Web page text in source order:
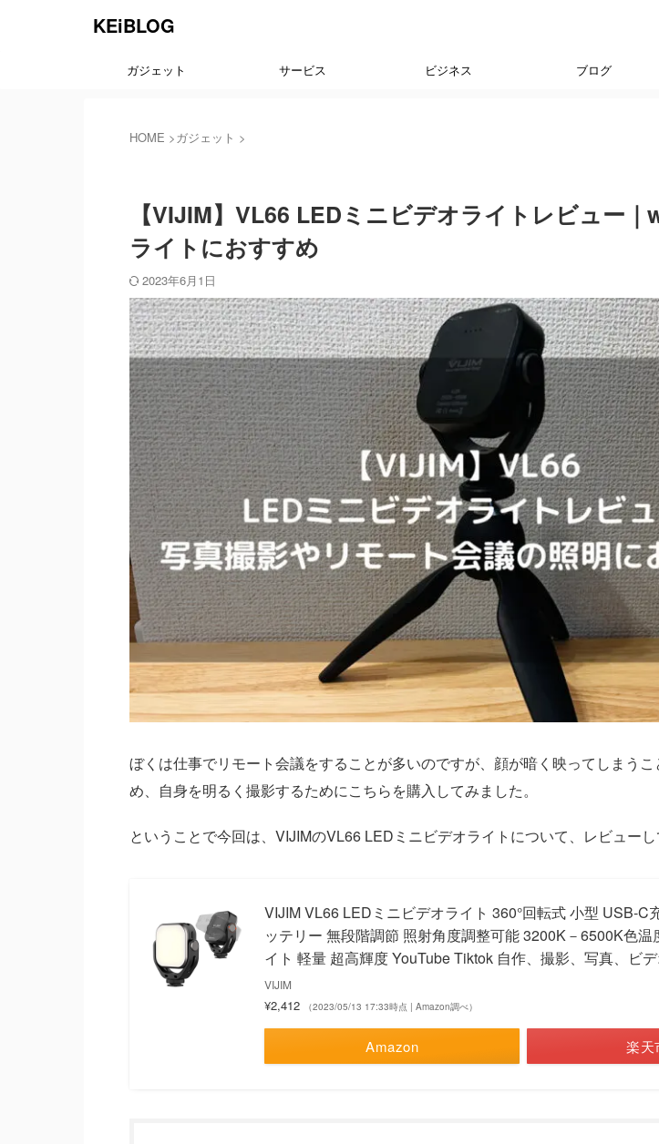
KEiBLOG
ガジェット サービス ビジネス ブログ
HOME >ガジェット >
【VIJIM】VL66 LEDミニビデオライトレビュー｜
ライトにおすすめ
2023年6月1日
ぼくは仕事でリモート会議をすることが多いのですが、顔が暗く映ってしまう
め、自身を明るく撮影するためにこちらを購入してみました。
ということで今回は、VIJIMのVL66 LEDミニビデオライトについて、レビューし
VIJIM VL66 LEDミニビデオライト 360°回転式 小型 USB-C
ッテリー 無段階調節 照射角度調整可能 3200K－6500K色温
イト 軽量 超高輝度 YouTube Tiktok 自作、撮影、写真、ビ
VIJIM
¥2,412 （2023/05/13 17:33時点 | Amazon調べ）
Amazon 楽天